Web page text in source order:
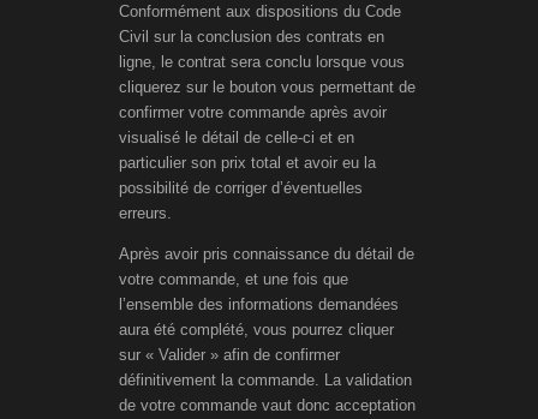
Conformément aux dispositions du Code
Civil sur la conclusion des contrats en
ligne, le contrat sera conclu lorsque vous
cliquerez sur le bouton vous permettant de
confirmer votre commande après avoir
visualisé le détail de celle-ci et en
particulier son prix total et avoir eu la
possibilité de corriger d’éventuelles
erreurs.
Après avoir pris connaissance du détail de
votre commande, et une fois que
l’ensemble des informations demandées
aura été complété, vous pourrez cliquer
sur « Valider » afin de confirmer
définitivement la commande. La validation
de votre commande vaut donc acceptation